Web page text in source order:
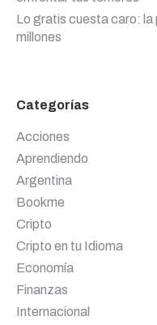
Lo gratis cuesta caro: la
millones
Categorías
Acciones
Aprendiendo
Argentina
Bookme
Cripto
Cripto en tu Idioma
Economía
Finanzas
Internacional